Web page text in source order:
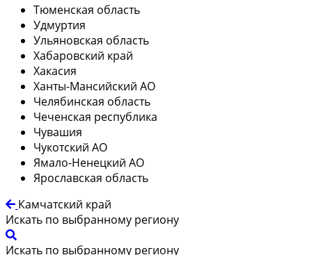
Тюменская область
Удмуртия
Ульяновская область
Хабаровский край
Хакасия
Ханты-Мансийский АО
Челябинская область
Чеченская республика
Чувашия
Чукотский АО
Ямало-Ненецкий АО
Ярославская область
Камчатский край
Искать по выбранному региону
Искать по выбранному региону